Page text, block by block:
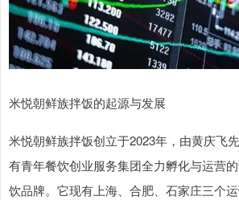
米悦朝鲜族拌饭的起源与发展
米悦朝鲜族拌饭创立于2023年，由黄庆飞
有青年餐饮创业服务集团全力孵化与运营
饮品牌。它现有上海、合肥、石家庄三个